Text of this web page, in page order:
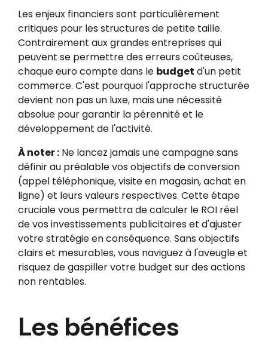
Les enjeux financiers sont particulièrement
critiques pour les structures de petite taille.
Contrairement aux grandes entreprises qui
peuvent se permettre des erreurs coûteuses,
chaque euro compte dans le budget d'un petit
commerce. C'est pourquoi l'approche structurée
devient non pas un luxe, mais une nécessité
absolue pour garantir la pérennité et le
développement de l'activité.
À noter :Ne lancez jamais une campagne sans
définir au préalable vos objectifs de conversion
(appel téléphonique, visite en magasin, achat en
ligne) et leurs valeurs respectives. Cette étape
cruciale vous permettra de calculer le ROI réel
de vos investissements publicitaires et d'ajuster
votre stratégie en conséquence. Sans objectifs
clairs et mesurables, vous naviguez à l'aveugle et
risquez de gaspiller votre budget sur des actions
non rentables.
Les bénéfices